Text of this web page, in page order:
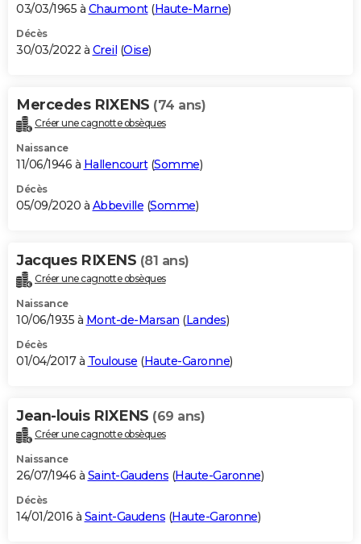
03/03/1965 à Chaumont(Haute-Marne)
Décès
30/03/2022 à Creil (Oise)
Mercedes RIXENS (74 ans)
Créer une cagnotte obsèques
Naissance
11/06/1946 à Hallencourt(Somme)
Décès
05/09/2020 à Abbeville (Somme)
Jacques RIXENS (81 ans)
Créer une cagnotte obsèques
Naissance
10/06/1935 à Mont-de-Marsan (Landes)
Décès
01/04/2017 à Toulouse (Haute-Garonne)
Jean-louis RIXENS (69 ans)
Créer une cagnotte obsèques
Naissance
26/07/1946 à Saint-Gaudens (Haute-Garonne)
Décès
14/01/2016 à Saint-Gaudens (Haute-Garonne)